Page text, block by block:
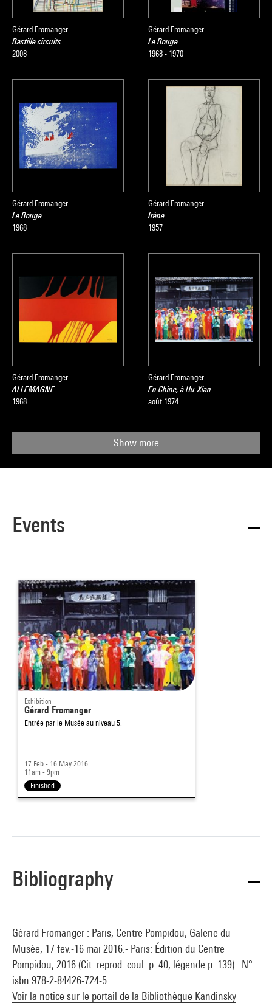
Gérard Fromanger
Bastille circuits
2008
Gérard Fromanger
Le Rouge
1968 - 1970
Gérard Fromanger
Le Rouge
1968
Gérard Fromanger
Irène
1957
Gérard Fromanger
ALLEMAGNE
1968
Gérard Fromanger
En Chine, à Hu-Xian
août 1974
Show more
Events
Exhibition
Gérard Fromanger
Entrée par le Musée au niveau 5.
17 Feb - 16 May 2016
11am - 9pm
Finished
Bibliography
Gérard Fromanger : Paris, Centre Pompidou, Galerie du
Musée, 17 fev.-16 mai 2016.- Paris: Édition du Centre
Pompidou, 2016 (Cit. reprod. coul. p. 40, légende p. 139) . N°
isbn 978-2-84426-724-5
Voir la notice sur le portail de la Bibliothèque Kandinsky